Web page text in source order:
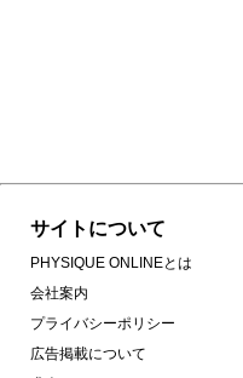
サイトについて
PHYSIQUE ONLINEとは
会社案内
プライバシーポリシー
広告掲載について